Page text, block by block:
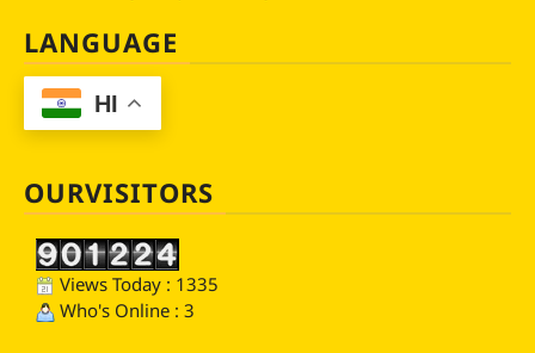
LANGUAGE
HI
OURVISITORS
Views Today : 1335
Who's Online : 3